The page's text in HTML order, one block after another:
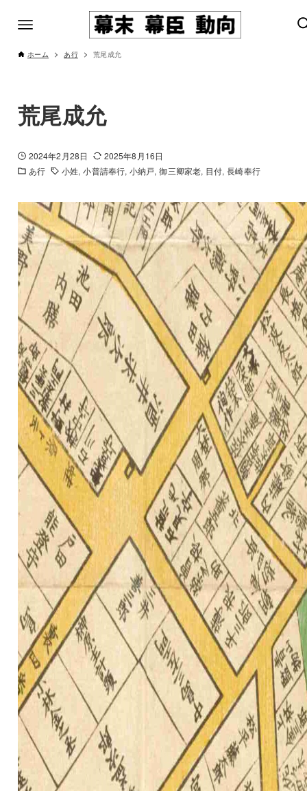
ホーム あ行 荒尾成允
荒尾成允
2024年2月28日
2025年8月16日
あ行
小姓 小普請奉行 小納戸 御三卿家老 目付 長崎奉行